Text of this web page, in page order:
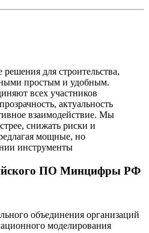
для строительства,
простым и удобным.
всех участников
актуальность
взаимодействие. Мы
снижать риски и
мощные, но
инструменты
ПО Минцифры РФ
объединения организаций
моделирования